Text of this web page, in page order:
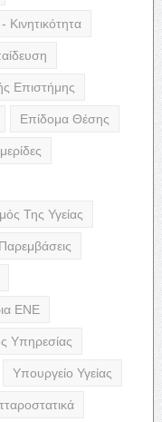
Κινητικότητα
Επιστήμης
Επίδομα Θέσης
Της Υγείας
Παρεμβάσεις
ΕΝΕ
Υπηρεσίας
Υπουργείο Υγείας